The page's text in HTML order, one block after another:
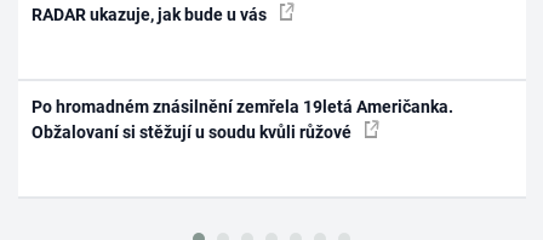
RADAR ukazuje, jak bude u vás
Po hromadném znásilnění zemřela 19letá Američanka.
Obžalovaní si stěžují u soudu kvůli růžové